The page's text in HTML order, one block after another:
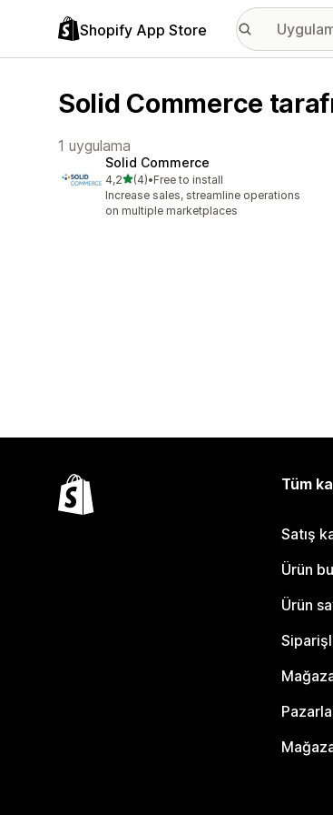
Shopify App Store
Solid Commerce
1 uygulama
Solid Commerce
4,25 yıldız üzerinden
(4)
toplam 4 değerlendirme
•Free to install
Increase sales, streamline operations
on multiple marketplaces
Tüm
Satış
Ürün
Ürün